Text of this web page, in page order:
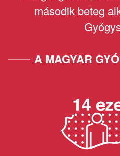
második beteg
A MAGYAR